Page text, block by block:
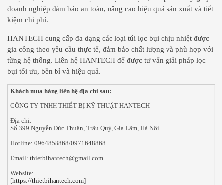
doanh nghiệp đảm bảo an toàn, nâng cao hiệu quả sản xuất và tiết
kiệm chi phí.
HANTECH cung cấp đa dạng các loại túi lọc bụi chịu nhiệt được
gia công theo yêu cầu thực tế, đảm bảo chất lượng và phù hợp với
từng hệ thống. Liên hệ HANTECH để được tư vấn giải pháp lọc
bụi tối ưu, bền bỉ và hiệu quả.
Khách mua hàng liên hệ địa chỉ sau:
CÔNG TY TNHH THIẾT BỊ KỸ THUẬT HANTECH
Địa chỉ:
Số 399 Nguyễn Đức Thuận, Trâu Quỳ, Gia Lâm, Hà Nội
Hotline: 0964858868/0971648868
Email: thietbihantech@gmail.com
Website:
[https://thietbihantech.com]